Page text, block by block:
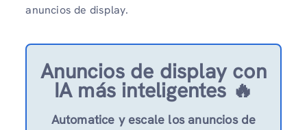
anuncios de display.
Anuncios de display con
IA más inteligentes 🔥
Automatice y escale los anuncios de